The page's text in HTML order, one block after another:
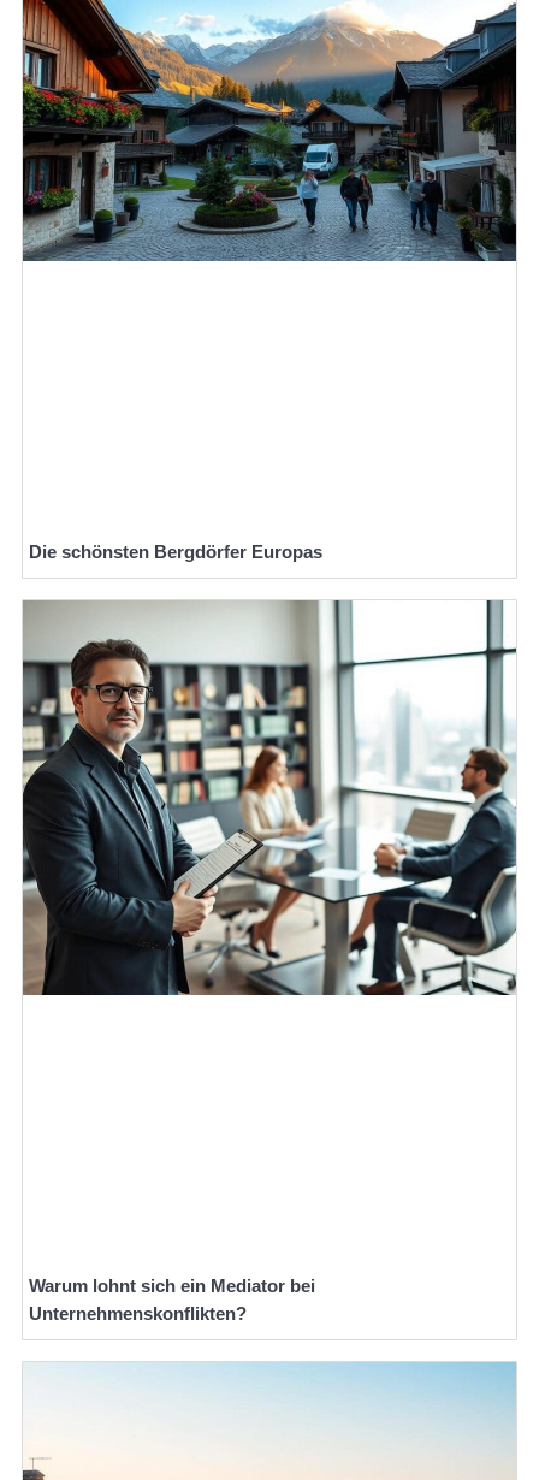
Die schönsten Bergdörfer Europas
Warum lohnt sich ein Mediator bei
Unternehmenskonflikten?